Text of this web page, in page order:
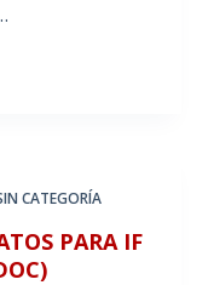
CATEGORÍA
PARA IF